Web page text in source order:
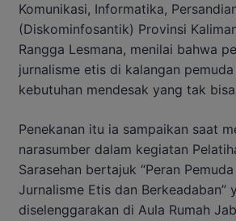
Komunikasi, Informatika,
(Diskominfosantik) Provinsi
Rangga Lesmana, menilai bahwa
jurnalisme etis di kalangan
kebutuhan mendesak yang tak
Penekanan itu ia sampaikan saat
narasumber dalam kegiatan
Sarasehan bertajuk “Peran
Jurnalisme Etis dan Berkeadaban”
diselenggarakan di Aula Rumah